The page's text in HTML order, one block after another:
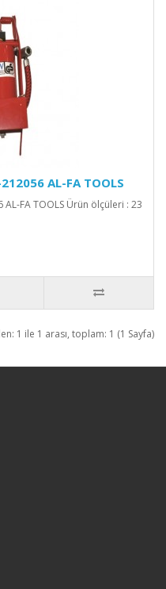
AL-FA TOOLS
FA TOOLS Ürün ölçüleri : 23
1 ile 1 arası, toplam: 1 (1 Sayfa)